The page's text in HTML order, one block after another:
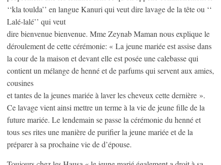
‘‘kla toulda’’ en langue Kanuri qui veut dire lavage de la tête ou ‘‘
Lalé-lalé’’ qui veut
dire bienvenue bienvenue. Mme Zeynab Maman nous explique le
déroulement de cette cérémonie: « La jeune mariée est assise dans
la cour de la maison et devant elle est posée une calebasse qui
contient un mélange de henné et de parfums qui servent aux amies,
cousines
et tantes de la jeunes mariée à laver les cheveux cette dernière ».
Ce lavage vient ainsi mettre un terme à la vie de jeune fille de la
future mariée. Le lendemain se passe la cérémonie du henné et
tous ses rites une manière de purifier la jeune mariée et de la
préparer à sa prochaine vie de d’épouse.